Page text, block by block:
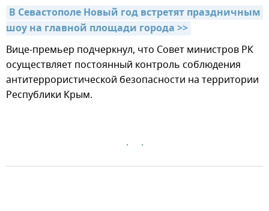
В Севастополе Новый год встретят праздничным
шоу на главной площади города >>
Вице-премьер подчеркнул, что Совет министров РК
осуществляет постоянный контроль соблюдения
антитеррористической безопасности на территории
Республики Крым.